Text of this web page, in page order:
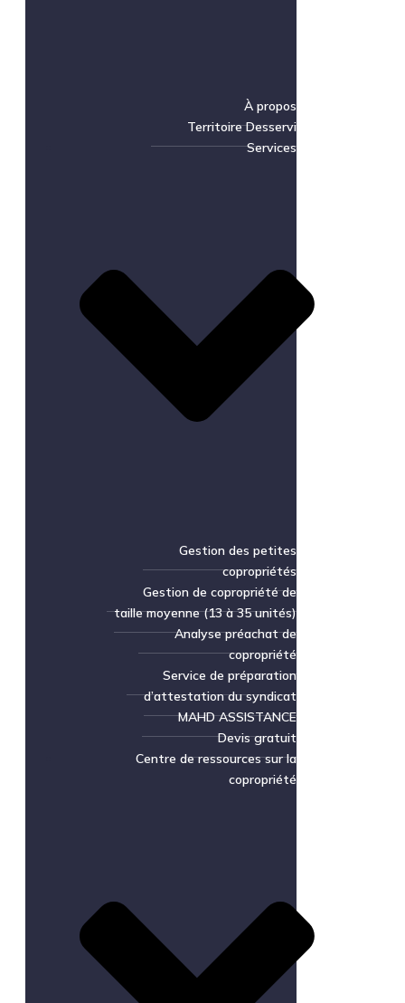
À propos
Territoire Desservi
Services
Gestion des petites
copropriétés
Gestion de copropriété de
taille moyenne (13 à 35 unités)
Analyse préachat de
copropriété
Service de préparation
d’attestation du syndicat
MAHD ASSISTANCE
Devis gratuit
Centre de ressources sur la
copropriété